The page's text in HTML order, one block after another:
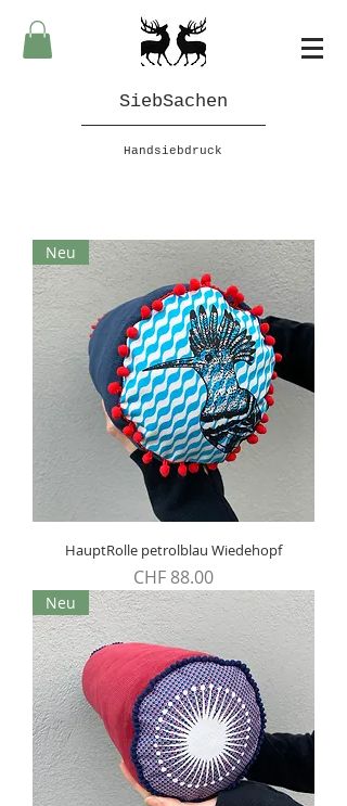
SiebSachen
Handsiebdruck
Neu
HauptRolle petrolblau Wiedehopf
Preis
CHF 88.00
Neu